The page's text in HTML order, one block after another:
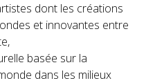
dont les créations
et innovantes entre
basée sur la
dans les milieux